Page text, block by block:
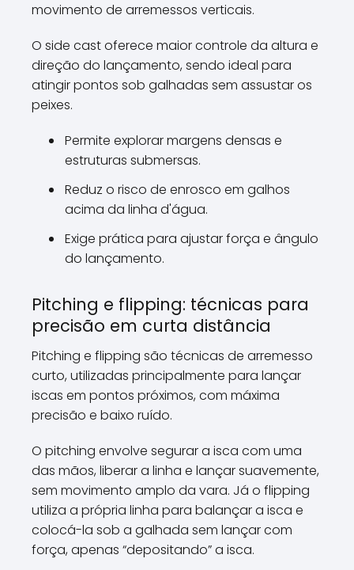
movimento de arremessos verticais.
O side cast oferece maior controle da altura e
direção do lançamento, sendo ideal para
atingir pontos sob galhadas sem assustar os
peixes.
Permite explorar margens densas e
estruturas submersas.
Reduz o risco de enrosco em galhos
acima da linha d'água.
Exige prática para ajustar força e ângulo
do lançamento.
Pitching e flipping: técnicas para
precisão em curta distância
Pitching e flipping são técnicas de arremesso
curto, utilizadas principalmente para lançar
iscas em pontos próximos, com máxima
precisão e baixo ruído.
O pitching envolve segurar a isca com uma
das mãos, liberar a linha e lançar suavemente,
sem movimento amplo da vara. Já o flipping
utiliza a própria linha para balançar a isca e
colocá-la sob a galhada sem lançar com
força, apenas “depositando” a isca.